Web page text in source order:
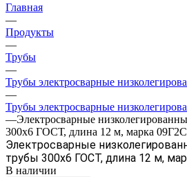
Главная
—
Продукты
—
Трубы
—
Трубы электросварные
—
Трубы электросварные
—Электросварные
300х6 ГОСТ, длина 12 м, марка
Электросварные
трубы 300х6 ГОСТ, длина 12 м,
В наличии